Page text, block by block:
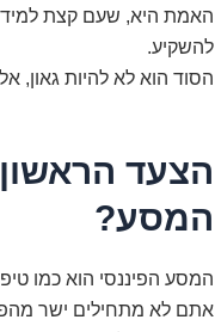
האמת היא, שעם קצת למידה,
להשקיע.
הסוד הוא לא להיות גאון,
הצעד
המסע?
המסע הפיננסי הוא כמו
אתם לא מתחילים ישר